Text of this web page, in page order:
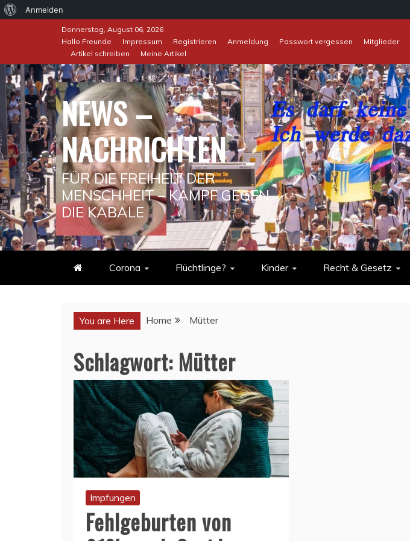
Über
Anmelden
Donnerstag, August 06, 2026
Hallo Freunde
Impressum Registrieren Anmeldung Passwort vergessen Mitglieder
Artikel schreiben
Meine Artikel
NEWS –
NACHRICHTEN
FÜR DIE FREIHEIT DER
MENSCHHEIT – KAMPF GEGEN
DIE KABALE
Corona Flüchtlinge? Kinder Recht & Gesetz
You are Here Home Mütter
Schlagwort: Mütter
Impfungen
Fehlgeburten von